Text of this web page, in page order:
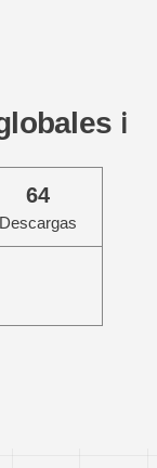
ℹ️
64
Descargas